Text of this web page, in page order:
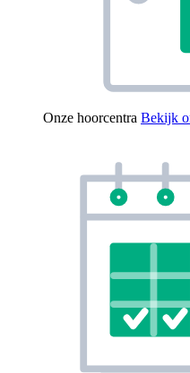
Onze hoorcentra Bekijk